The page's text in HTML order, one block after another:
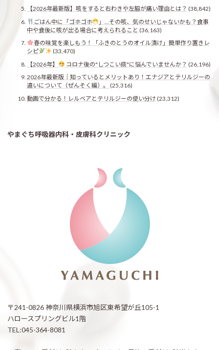
【2026年最新版】咳をすると右わきや左脇が痛い理由とは？ (38,842)
ごはん中に「ゴホゴホ
」…その咳、気のせいじゃないかも？食事
中や食後に咳が出る場合に考えられること (36,163)
春の味覚を楽しもう！「ふきのとうのオイル漬け」簡単作り置きレ
シピ
(33,470)
【2026年】
コロナ後の"しつこい痰"に悩んでいませんか？ (26,196)
2026年最新版｜知っているとメリットあり！エナジアとテリルジーの
違いについて（ぜんそく編）。
(25,316)
動画で分かる！レルベアとテリルジーの使い分け (23,312)
やまぐち呼吸器内科・皮膚科クリニック
〒241-0826 神奈川県横浜市旭区東希望が丘105-1
ハロースプリングビル1階
TEL:045-364-8081